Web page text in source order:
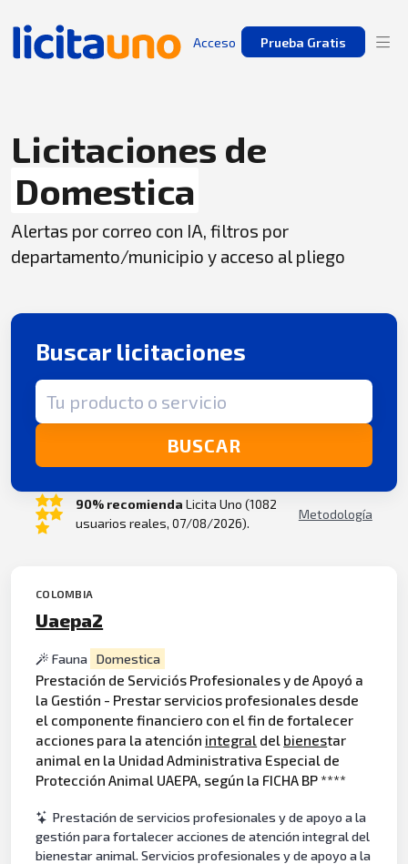
Acceso Prueba Gratis
Licitaciones de
Domestica
Alertas por correo con IA, filtros por
departamento/municipio y acceso al pliego
Buscar licitaciones
Término de búsqueda
BUSCAR
90% recomienda Licita Uno (1082
usuarios reales, 07/08/2026).
Metodología
COLOMBIA
Uaepa2
Fauna Domestica
Prestación de Serviciós Profesionales y de Apoyó a
la Gestión - Prestar servicios profesionales desde
el componente financiero con el fin de fortalecer
acciones para la atención integral del bienestar
animal en la Unidad Administrativa Especial de
Protección Animal UAEPA, según la FICHA BP ****
Prestación de servicios profesionales y de apoyo a la
gestión para fortalecer acciones de atención integral del
bienestar animal. Servicios profesionales y de apoyo a la